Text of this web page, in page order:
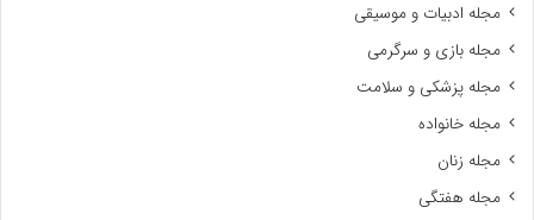
مجله ادبیات و موسیقی
مجله بازی و سرگرمی
مجله پزشکی و سلامت
مجله خانواده
مجله زنان
مجله هفتگی